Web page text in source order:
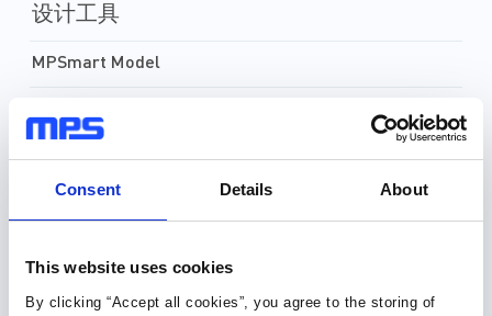
Consent Details About
This website uses cookies
By clicking “Accept all cookies”, you agree to the storing of
设计工具
MPSmart Model
元件库，封装库和 3D 模型
30种以上格式